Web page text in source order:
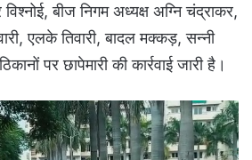
बीज निगम अध्यक्ष अग्नि चंद्राकर,
एलके तिवारी, बादल मक्कड़, सन्नी
पर छापेमारी की कार्रवाई जारी है।